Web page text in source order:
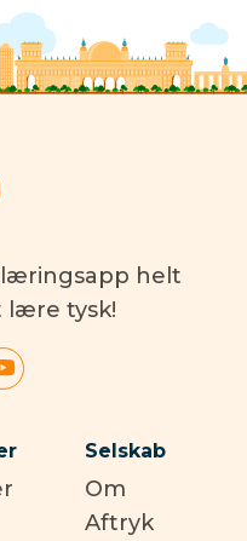
helt
lære tysk!
Selskab
Om
Aftryk